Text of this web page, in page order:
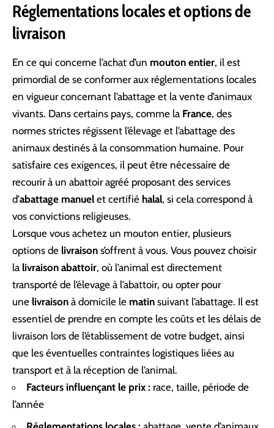
Réglementations locales et options de
livraison
En ce qui concerne l’achat d’un mouton entier, il est
primordial de se conformer aux réglementations locales
en vigueur concernant l’abattage et la vente d’animaux
vivants. Dans certains pays, comme la France, des
normes strictes régissent l’élevage et l’abattage des
animaux destinés à la consommation humaine. Pour
satisfaire ces exigences, il peut être nécessaire de
recourir à un abattoir agréé proposant des services
d’abattage manuel et certifié halal, si cela correspond à
vos convictions religieuses.
Lorsque vous achetez un mouton entier, plusieurs
options de livraison s’offrent à vous. Vous pouvez choisir
la livraison abattoir, où l’animal est directement
transporté de l’élevage à l’abattoir, ou opter pour
une livraison à domicile le matin suivant l’abattage. Il est
essentiel de prendre en compte les coûts et les délais de
livraison lors de l’établissement de votre budget, ainsi
que les éventuelles contraintes logistiques liées au
transport et à la réception de l’animal.
Facteurs influençant le prix : race, taille, période de
l’année